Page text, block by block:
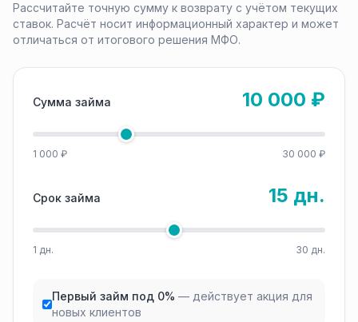
Рассчитайте точную сумму к возврату с учётом текущих
ставок. Расчёт носит информационный характер и может
отличаться от итогового решения МФО.
Сумма займа 10 000 ₽
1 000 ₽ 30 000 ₽
Срок займа 15 дн.
1 дн. 30 дн.
Первый займ под 0% — действует акция для
новых клиентов